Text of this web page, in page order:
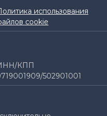
использования
cookie
КПП
502901001